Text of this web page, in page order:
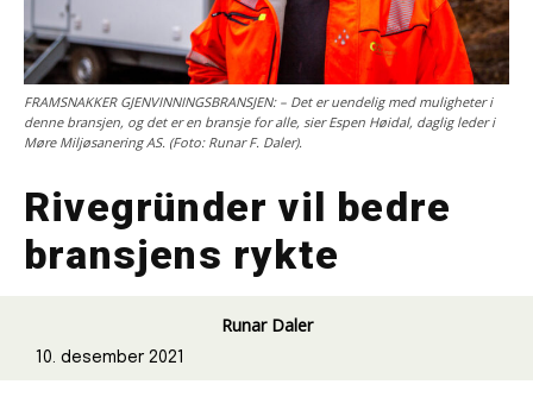
FRAMSNAKKER GJENVINNINGSBRANSJEN: – Det er uendelig med muligheter i
denne bransjen, og det er en bransje for alle, sier Espen Høidal, daglig leder i
Møre Miljøsanering AS. (Foto: Runar F. Daler).
Rivegründer vil bedre
bransjens rykte
Runar Daler
10. desember 2021